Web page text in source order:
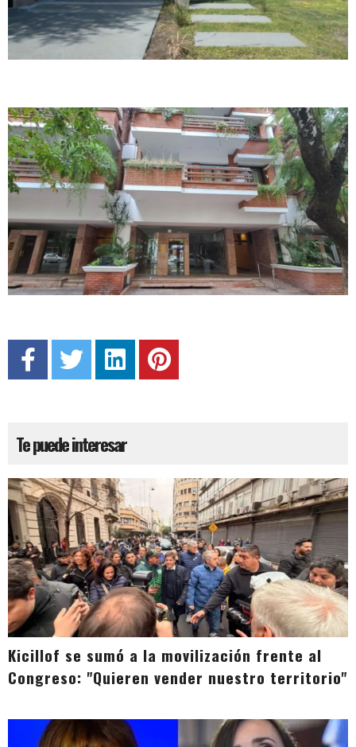
Te puede interesar
Kicillof se sumó a la movilización frente al
Congreso: "Quieren vender nuestro territorio"